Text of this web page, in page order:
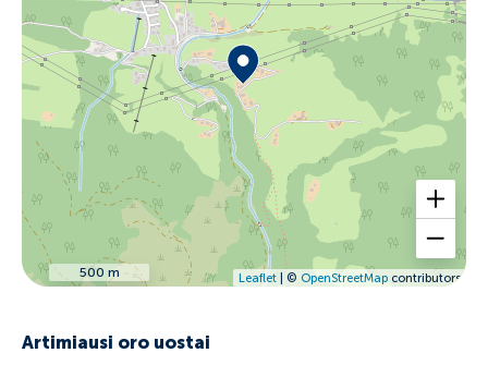
500 m Leaflet| © OpenStreetMapcontributors
Artimiausi oro uostai